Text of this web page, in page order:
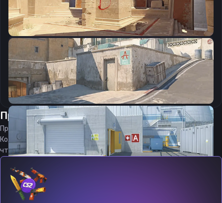
CSGO-QpXcw-xaRyn-V8HMB-PuSES-NQ88F
Скопировать
Прицелзайоредот 07.08.2026
Прицел zyored является актуальным на
07.08.2026
Код прицела
CS 2 стараемся еженедельно обновлять,
чтобы вы могли играть с актуальными настройками игрока.